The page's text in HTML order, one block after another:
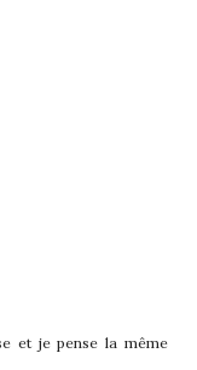
et je pense la même